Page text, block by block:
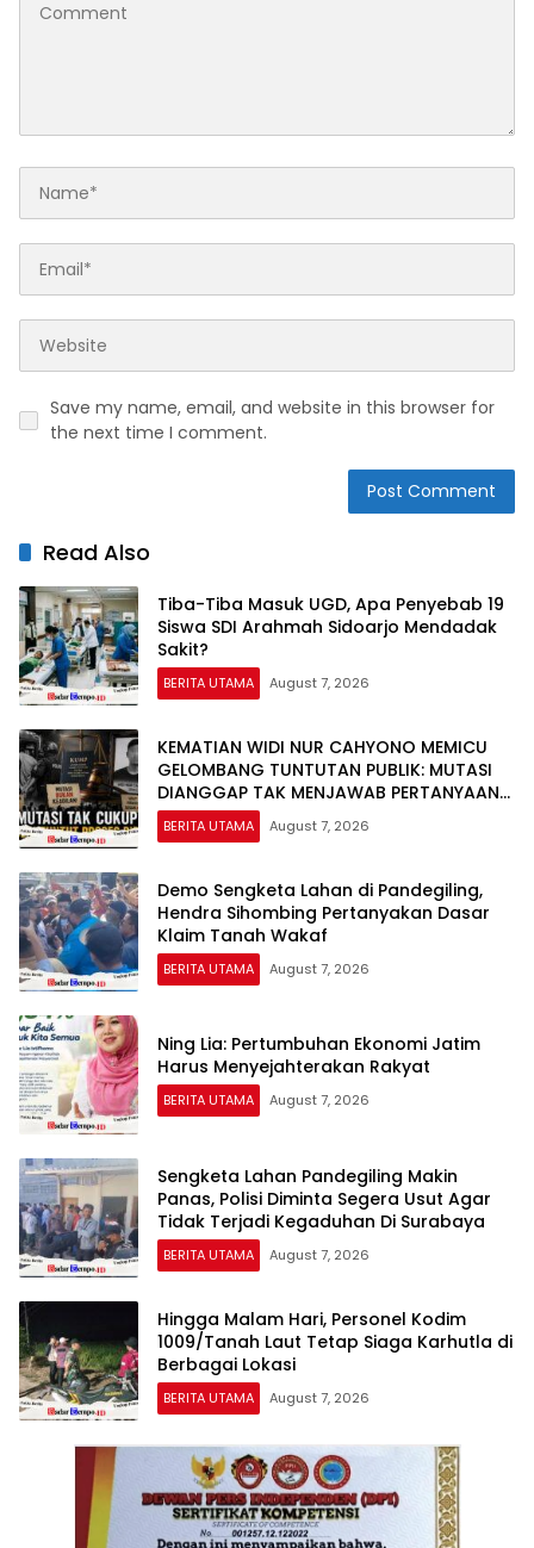
Save my name, email, and website in this browser for
the next time I comment.
Read Also
Tiba-Tiba Masuk UGD, Apa Penyebab 19
Siswa SDI Arahmah Sidoarjo Mendadak
Sakit?
BERITA UTAMA August 7, 2026
KEMATIAN WIDI NUR CAHYONO MEMICU
GELOMBANG TUNTUTAN PUBLIK: MUTASI
DIANGGAP TAK MENJAWAB PERTANYAAN
HUKUM, DESAKAN PROSES PIDANA
MENGUAT
BERITA UTAMA August 7, 2026
Demo Sengketa Lahan di Pandegiling,
Hendra Sihombing Pertanyakan Dasar
Klaim Tanah Wakaf
BERITA UTAMA August 7, 2026
Ning Lia: Pertumbuhan Ekonomi Jatim
Harus Menyejahterakan Rakyat
BERITA UTAMA August 7, 2026
Sengketa Lahan Pandegiling Makin
Panas, Polisi Diminta Segera Usut Agar
Tidak Terjadi Kegaduhan Di Surabaya
BERITA UTAMA August 7, 2026
Hingga Malam Hari, Personel Kodim
1009/Tanah Laut Tetap Siaga Karhutla di
Berbagai Lokasi
BERITA UTAMA August 7, 2026